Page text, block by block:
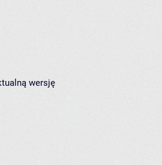
wersję